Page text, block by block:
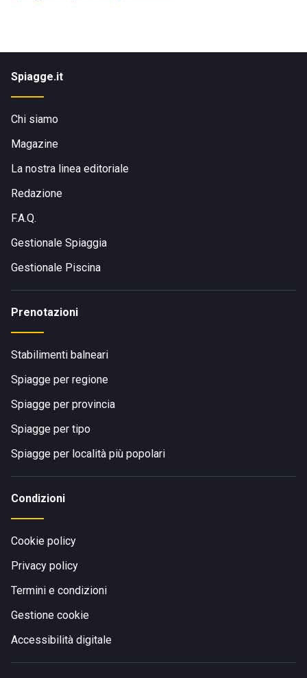
Spiagge.it
Chi siamo
Magazine
La nostra linea editoriale
Redazione
F.A.Q.
Gestionale Spiaggia
Gestionale Piscina
Prenotazioni
Stabilimenti balneari
Spiagge per regione
Spiagge per provincia
Spiagge per tipo
Spiagge per località più popolari
Condizioni
Cookie policy
Privacy policy
Termini e condizioni
Gestione cookie
Accessibilità digitale